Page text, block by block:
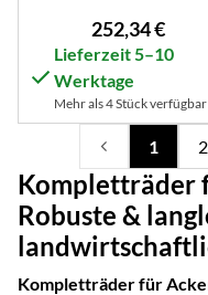
252,34€
Lieferzeit 5–10
Werktage
Mehr als 4 Stück verfügbar
1 2
Kompletträder
Robuste &
Kompletträder für